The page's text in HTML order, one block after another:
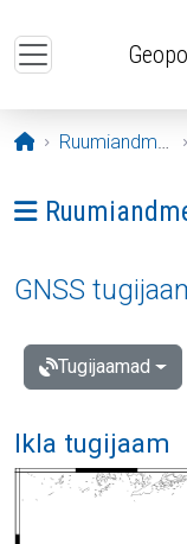
Avaleht
Ruumiandmed
Ava menüü:
GNSS
Tugijaamad
Ikla tugijaam